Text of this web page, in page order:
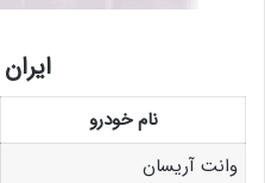
نام خودرو
وانت آریسان